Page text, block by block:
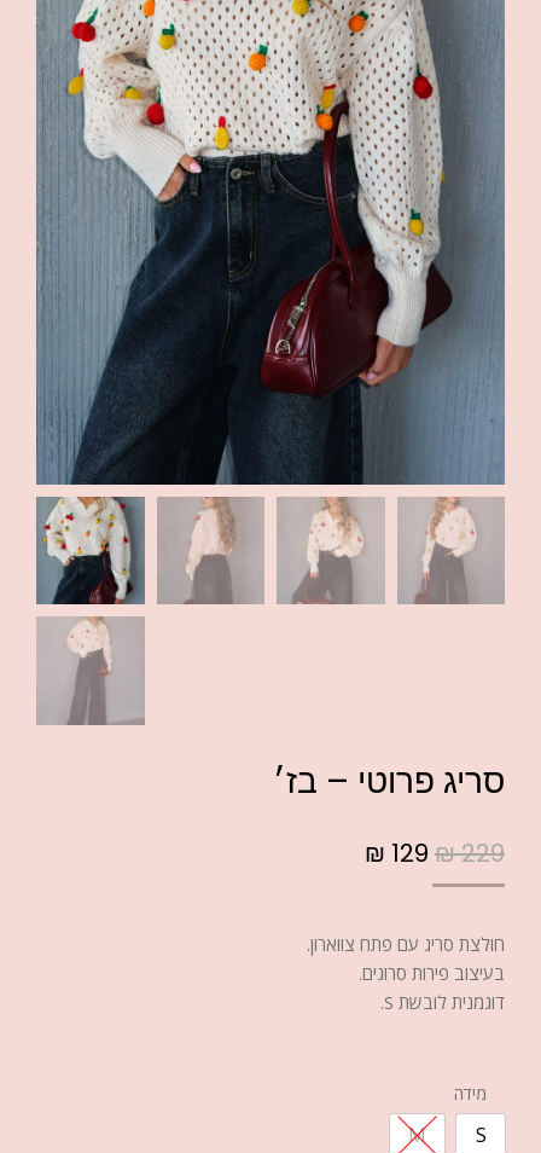
סריג פרוטי – בז׳
₪229
₪ 129
חולצת סריג עם פתח צווארון.
בעיצוב פירות סרוגים.
דוגמנית לובשת S.
מידה
S
M